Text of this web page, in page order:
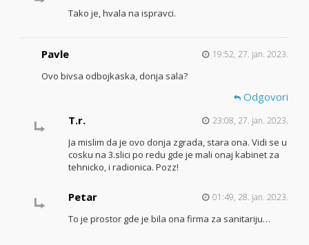
Tako je, hvala na ispravci.
Pavle 19:52, 27. jan. 2023.
Ovo bivsa odbojkaska, donja sala?
Odgovori
T.r.
23:08, 27. jan. 2023.
Ja mislim da je ovo donja zgrada, stara ona. Vidi se u
cosku na 3.slici po redu gde je mali onaj kabinet za
tehnicko, i radionica. Pozz!
Petar 01:49, 28. jan. 2023.
To je prostor gde je bila ona firma za sanitariju…